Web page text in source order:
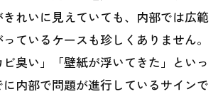
れいに見えていても、内部では広範
ているケースも珍しくありません。
ビ臭い」「壁紙が浮いてきた」といっ
内部で問題が進行しているサインで